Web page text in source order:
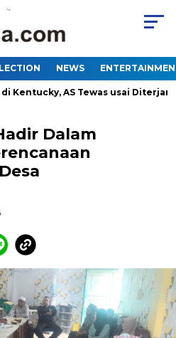
NEWS
AS Tewas usai Diterjang
Dalam